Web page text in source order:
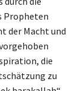
Propheten
der Macht und
die
zu